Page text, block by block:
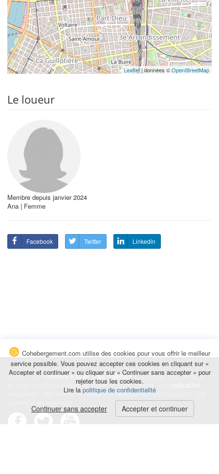
Leaflet| données ©OpenStreetMap
Le loueur
Membre depuis janvier 2024
Ana | Femme
Facebook Twitter Linkedin
Trouvez unechambre à louer chez l'habitantà la nuitée, à la semaine,
au mois ou à l'année pour de courts et longs séjours, une
temporaire : des études, un stage, un déplacement professionnel, une
Cohebergement.com utilise des cookies pour vous offrir le meilleur
service possible. Vous pouvez accepter ces cookies en cliquant sur «
Accepter et continuer » ou cliquer sur « Continuer sans accepter » pour
rejeter tous les cookies.
Lire la politique de confidentialité
Continuer sans accepter Accepter et continuer